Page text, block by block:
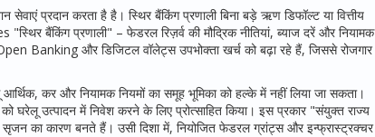
सेवाएं प्रदान करता है है। स्थिर बैंकिंग प्रणाली बिना बड़े ऋण डिफॉल्ट या वित्तीय
बैंकिंग प्रणाली" – फेडरल रिज़र्व की मौद्रिक नीतियां, ब्याज दरें और नियामक
Banking और डिजिटल वॉलेट्स उपभोक्ता खर्च को बढ़ा रहे हैं, जिससे रोजगार
कर और नियामक नियमों का समूह भूमिका को हल्के में नहीं लिया जा सकता।
घरेलू उत्पादन में निवेश करने के लिए प्रोत्साहित किया। इस प्रकार "संयुक्त राज्य
का कारण बनते हैं। उसी दिशा में, नियोजित फेडरल ग्रांट्स और इन्फ्रास्ट्रक्चर